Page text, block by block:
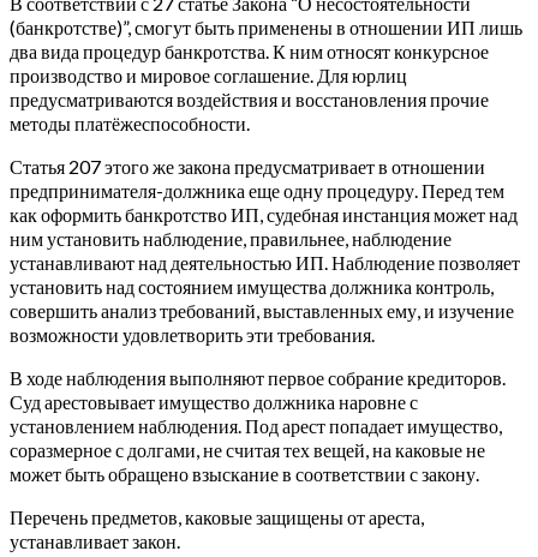
(банкротстве)”, смогут быть применены в отношении ИП лишь
два вида процедур банкротства. К ним относят конкурсное
производство и мировое соглашение. Для юрлиц
предусматриваются воздействия и восстановления прочие
методы платёжеспособности.
Статья 207 этого же закона предусматривает в отношении
предпринимателя-должника еще одну процедуру. Перед тем
как оформить банкротство ИП, судебная инстанция может над
ним установить наблюдение, правильнее, наблюдение
устанавливают над деятельностью ИП. Наблюдение позволяет
установить над состоянием имущества должника контроль,
совершить анализ требований, выставленных ему, и изучение
возможности удовлетворить эти требования.
В ходе наблюдения выполняют первое собрание кредиторов.
Суд арестовывает имущество должника наровне с
установлением наблюдения. Под арест попадает имущество,
соразмерное с долгами, не считая тех вещей, на каковые не
может быть обращено взыскание в соответствии с закону.
Перечень предметов, каковые защищены от ареста,
устанавливает закон.